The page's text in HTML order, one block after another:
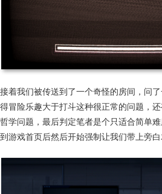
接着我们被传送到了一个奇怪的房间，问
得冒险乐趣大于打斗这种很正常的问题，
哲学问题，最后判定笔者是个只适合简单
到游戏首页后然后开始强制让我们带上旁白